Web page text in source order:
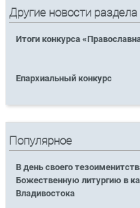
Другие новости раздела
Итоги конкурса
Епархиальный конкурс
Популярное
В день своего
Божественную литургию в
Владивостока